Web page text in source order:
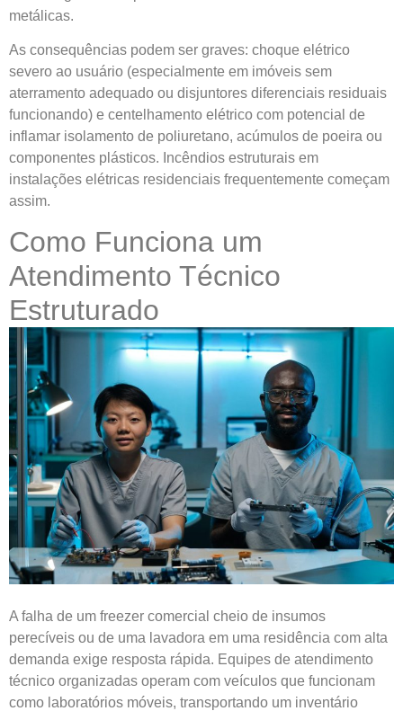
metálicas.
As consequências podem ser graves: choque elétrico
severo ao usuário (especialmente em imóveis sem
aterramento adequado ou disjuntores diferenciais residuais
funcionando) e centelhamento elétrico com potencial de
inflamar isolamento de poliuretano, acúmulos de poeira ou
componentes plásticos. Incêndios estruturais em
instalações elétricas residenciais frequentemente começam
assim.
Como Funciona um
Atendimento Técnico
Estruturado
A falha de um freezer comercial cheio de insumos
perecíveis ou de uma lavadora em uma residência com alta
demanda exige resposta rápida. Equipes de atendimento
técnico organizadas operam com veículos que funcionam
como laboratórios móveis, transportando um inventário